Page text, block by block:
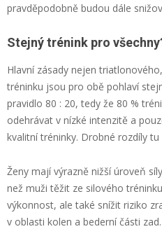
pravděpodobně budou dále
Stejný trénink pro
Hlavní zásady nejen
tréninku jsou pro obě pohlaví
pravidlo 80 : 20, tedy že 80 %
odehrávat v nízké intenzitě a
kvalitní tréninky. Drobné rozdíly
Ženy mají výrazně nižší úroveň
než muži těžit ze silového
výkonnost, ale také snížit riziko
v oblasti kolen a bederní části